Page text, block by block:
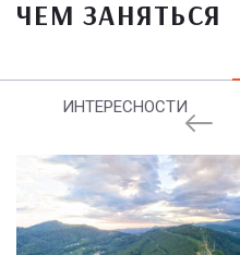
ЧЕМ ЗАНЯТЬСЯ
ИНТЕРЕСНОСТИ